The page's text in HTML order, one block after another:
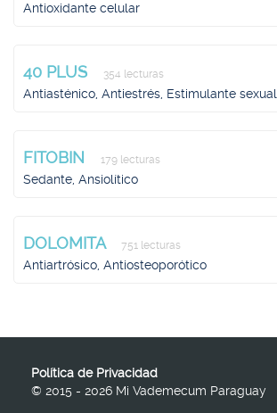
Antioxidante celular
40 PLUS 354 lecturas
Antiasténico, Antiestrés, Estimulante sexual
FITOBIN 179 lecturas
Sedante, Ansiolítico
DOLOMITA 751 lecturas
Antiartrósico, Antiosteoporótico
Política de Privacidad
© 2015 - 2026 Mi Vademecum Paraguay